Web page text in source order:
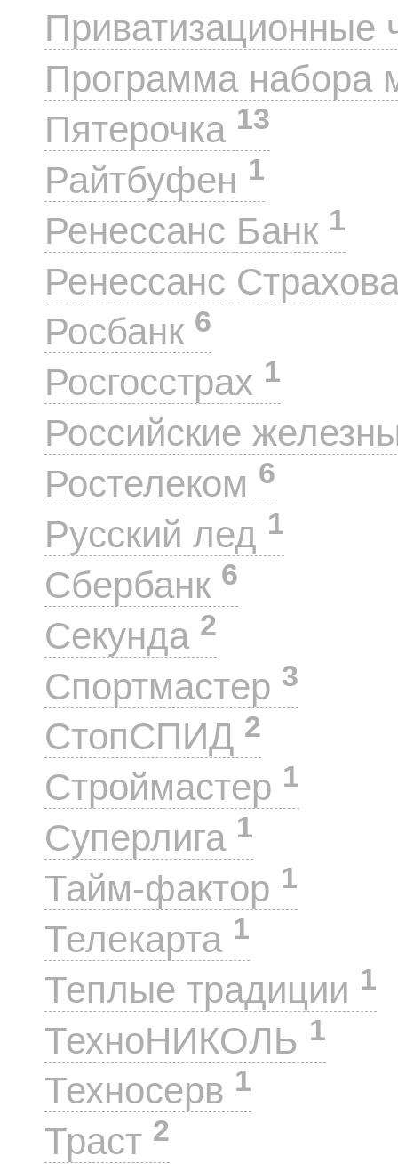
Приватизационные
Программа набора
Пятерочка 13
Райтбуфен 1
Ренессанс Банк 1
Ренессанс
Росбанк 6
Росгосстрах 1
Российские
Ростелеком 6
Русский лед 1
Сбербанк 6
Секунда 2
Спортмастер 3
СтопСПИД 2
Строймастер 1
Суперлига 1
Тайм-фактор 1
Телекарта 1
Теплые традиции 1
ТехноНИКОЛЬ 1
Техносерв 1
Траст 2